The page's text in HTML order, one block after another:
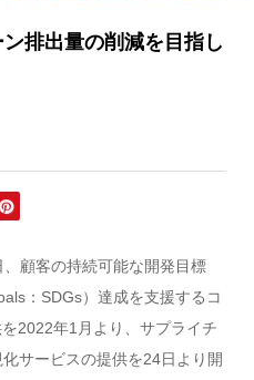
排出量の削減を目指し
顧客の持続可能な開発目標
：SDGs）達成を支援するコ
2022年1月より、サプライチ
サービスの提供を24日より開